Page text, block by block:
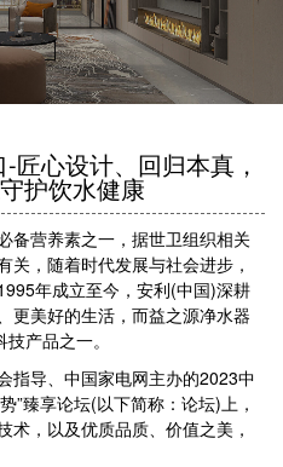
匠心设计、回归本真，
护饮水健康
营养素之一，据世卫组织相关
关，随着时代发展与社会进步，
年成立至今，安利(中国)深耕
更美好的生活，而益之源净水器
产品之一。
导、中国家电网主办的2023中
”臻享论坛(以下简称：论坛)上，
术，以及优质品质、价值之美，